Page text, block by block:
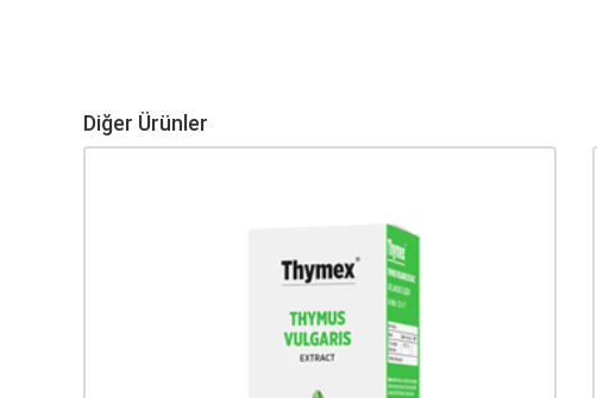
Diğer Ürünler